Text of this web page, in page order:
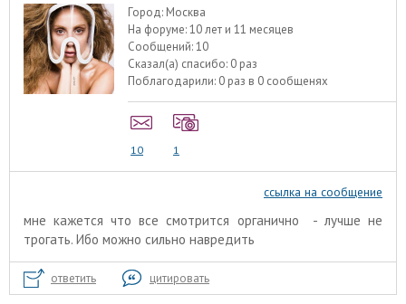
Город: Москва
На форуме:10 лет и 11 месяцев
Сообщений:10
Сказал(а) спасибо: 0 раз
Поблагодарили: 0 раз в 0 сообщенях
10 1
ссылка на сообщение
мне кажется что все смотрится органично - лучше не
трогать. Ибо можно сильно навредить
ответить цитировать